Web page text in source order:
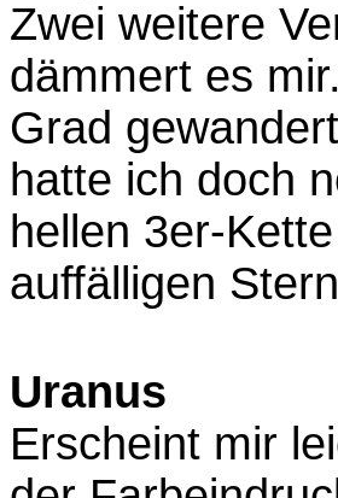
Zwei weitere
dämmert es
Grad
hatte ich doch
hellen 3er-
auffälligen
Uranus
Erscheint mir